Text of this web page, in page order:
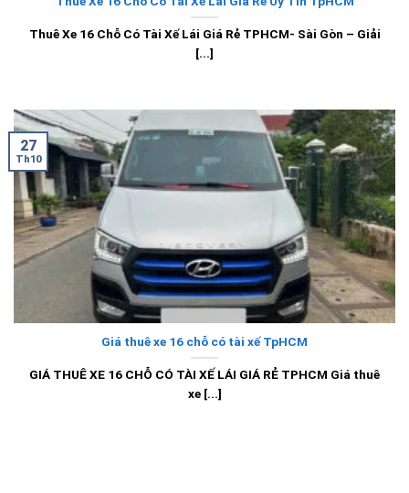
Thuê Xe 16 Chỗ Có Tài Xế Lái Giá Rẻ TPHCM- Sài Gòn – Giải
[...]
Giá thuê xe 16 chỗ có tài xế TpHCM
GIÁ THUÊ XE 16 CHỖ CÓ TÀI XẾ LÁI GIÁ RẺ TPHCM Giá thuê
xe [...]
27
Th10